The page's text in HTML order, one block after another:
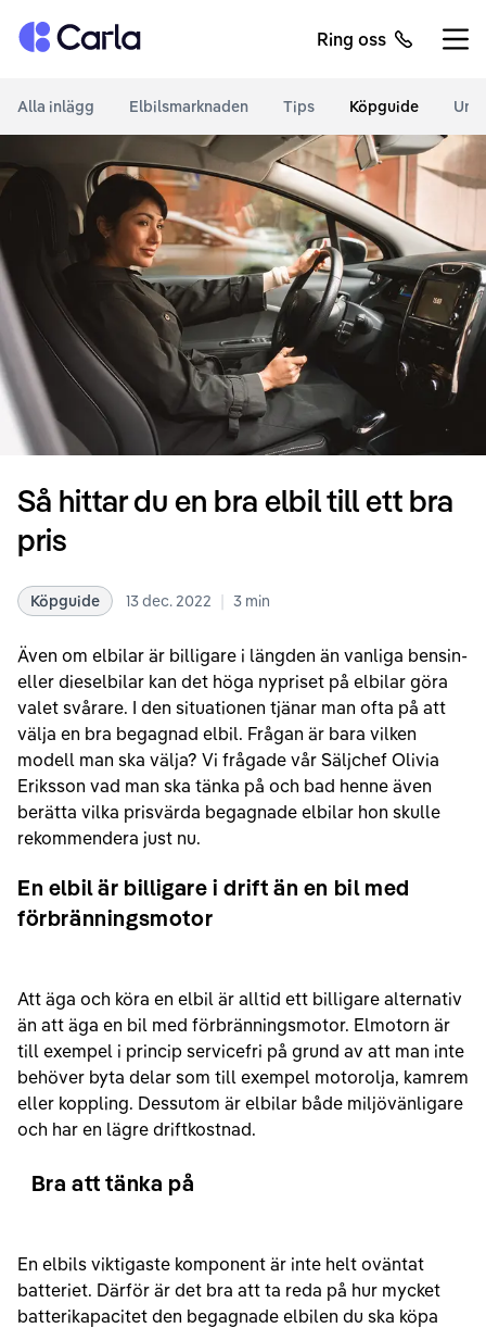
Tillbaka till startsidan Ring oss
Alla inlägg Elbilsmarknaden Tips Köpguide
Så hittar du en bra elbil till ett bra
pris
Köpguide 13 dec. 2022 | 3 min
Även om elbilar är billigare i längden än vanliga bensin-
eller dieselbilar kan det höga nypriset på elbilar göra
valet svårare. I den situationen tjänar man ofta på att
välja en bra begagnad elbil. Frågan är bara vilken
modell man ska välja? Vi frågade vår Säljchef Olivia
Eriksson vad man ska tänka på och bad henne även
berätta vilka prisvärda begagnade elbilar hon skulle
rekommendera just nu.
En elbil är billigare i drift än en bil med
förbränningsmotor
Att äga och köra en elbil är alltid ett billigare alternativ
än att äga en bil med förbränningsmotor. Elmotorn är
till exempel i princip servicefri på grund av att man inte
behöver byta delar som till exempel motorolja, kamrem
eller koppling. Dessutom är elbilar både miljövänligare
och har en lägre driftkostnad.
Bra att tänka på
En elbils viktigaste komponent är inte helt oväntat
batteriet. Därför är det bra att ta reda på hur mycket
batterikapacitet den begagnade elbilen du ska köpa